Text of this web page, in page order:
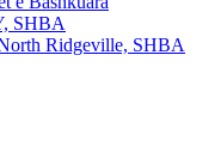
SHBA
Ridgeville, SHBA